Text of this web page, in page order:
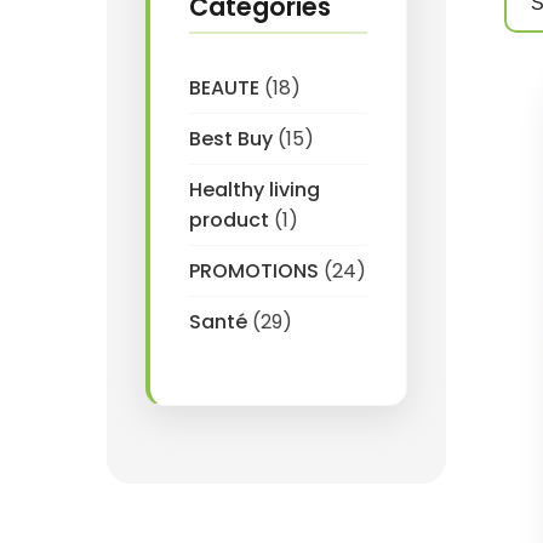
BEAUTE (18)
Best Buy (15)
Healthy living
product (1)
PROMOTIONS (24)
Santé (29)